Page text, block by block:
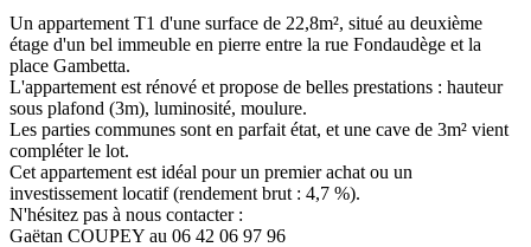
Un appartement T1 d'une surface de 22,8m², situé au deuxième
étage d'un bel immeuble en pierre entre la rue Fondaudège et la
place Gambetta.
L'appartement est rénové et propose de belles prestations : hauteur
sous plafond (3m), luminosité, moulure.
Les parties communes sont en parfait état, et une cave de 3m² vient
compléter le lot.
Cet appartement est idéal pour un premier achat ou un
investissement locatif (rendement brut : 4,7 %).
N'hésitez pas à nous contacter :
Gaëtan COUPEY au 06 42 06 97 96